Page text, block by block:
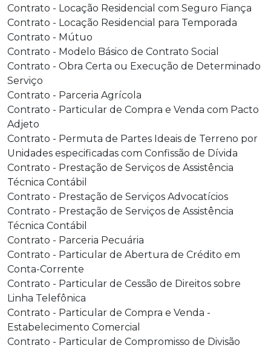
Contrato - Locação Residencial com Seguro Fiança
Contrato - Locação Residencial para Temporada
Contrato - Mútuo
Contrato - Modelo Básico de Contrato Social
Contrato - Obra Certa ou Execução de Determinado
Serviço
Contrato - Parceria Agrícola
Contrato - Particular de Compra e Venda com Pacto
Adjeto
Contrato - Permuta de Partes Ideais de Terreno por
Unidades especificadas com Confissão de Dívida
Contrato - Prestação de Serviços de Assistência
Técnica Contábil
Contrato - Prestação de Serviços Advocatícios
Contrato - Prestação de Serviços de Assistência
Técnica Contábil
Contrato - Parceria Pecuária
Contrato - Particular de Abertura de Crédito em
Conta-Corrente
Contrato - Particular de Cessão de Direitos sobre
Linha Telefônica
Contrato - Particular de Compra e Venda -
Estabelecimento Comercial
Contrato - Particular de Compromisso de Divisão